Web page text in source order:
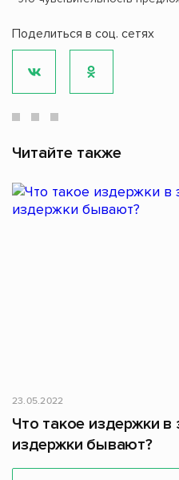
Поделиться в соц. сетях
Читайте также
23.05.2022
Что такое издержки в
издержки бывают?